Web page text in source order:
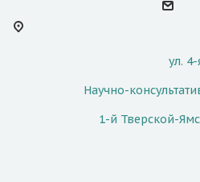
ул.
Научно-
1-й Тверской-